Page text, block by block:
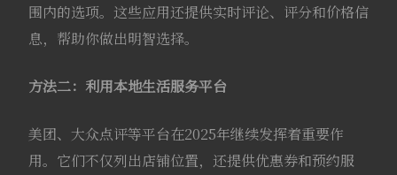
围内的选项。这些应用还提供实时评论、评分和价格信
息，帮助你做出明智选择。
方法二：利用本地生活服务平台
美团、大众点评等平台在2025年继续发挥着重要作
用。它们不仅列出店铺位置，还提供优惠券和预约服